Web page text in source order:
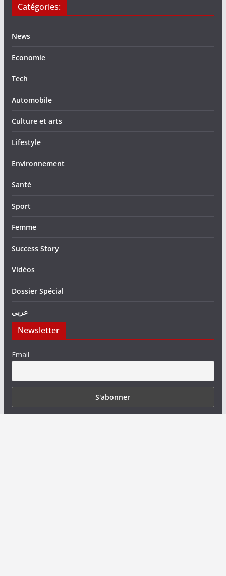
Catégories:
News
Economie
Tech
Automobile
Culture et arts
Lifestyle
Environnement
Santé
Sport
Femme
Success Story
Vidéos
Dossier Spécial
عربي
Newsletter
Email